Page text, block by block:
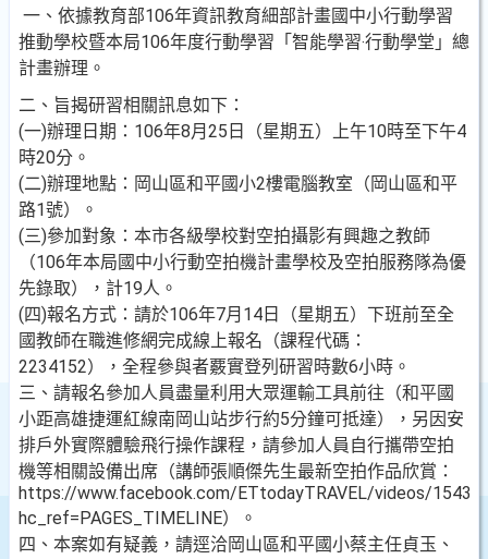
一、依據教育部106年資訊教育細部計畫國中小行動學習
推動學校暨本局106年度行動學習「智能學習‧行動學堂」總
計畫辦理。
二、旨揭研習相關訊息如下：
(一)辦理日期：106年8月25日（星期五）上午10時至下午4
時20分。
(二)辦理地點：岡山區和平國小2樓電腦教室（岡山區和平
路1號）。
(三)參加對象：本市各級學校對空拍攝影有興趣之教師
（106年本局國中小行動空拍機計畫學校及空拍服務隊為優
先錄取），計19人。
(四)報名方式：請於106年7月14日（星期五）下班前至全
國教師在職進修網完成線上報名（課程代碼：
2234152），全程參與者覈實登列研習時數6小時。
三、請報名參加人員盡量利用大眾運輸工具前往（和平國
小距高雄捷運紅線南岡山站步行約5分鐘可抵達），另因安
排戶外實際體驗飛行操作課程，請參加人員自行攜帶空拍
機等相關設備出席（講師張順傑先生最新空拍作品欣賞：
https://www.facebook.com/ETtodayTRAVEL/videos/
hc_ref=PAGES_TIMELINE）。
四、本案如有疑義，請逕洽岡山區和平國小蔡主任貞玉、